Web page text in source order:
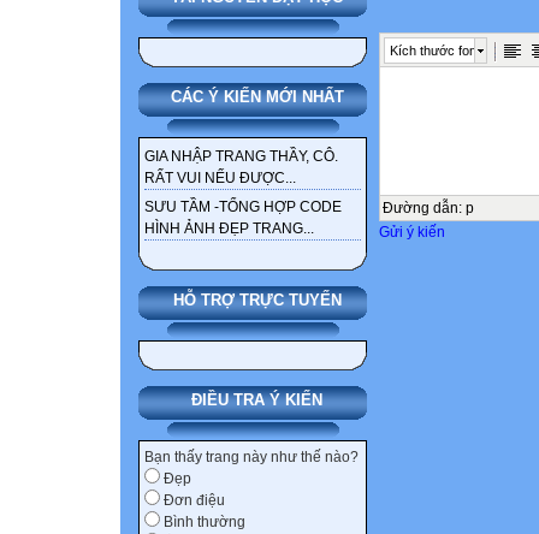
CÁC Ý KIẾN MỚI NHẤT
GIA NHẬP TRANG THẦY, CÔ.
RẤT VUI NẾU ĐƯỢC...
SƯU TẦM -TỔNG HỢP CODE
HÌNH ẢNH ĐẸP TRANG...
HỖ TRỢ TRỰC TUYẾN
ĐIỀU TRA Ý KIẾN
Bạn thấy trang này như thế nào?
Đẹp
Đơn điệu
Bình thường
Kích thước font
Đường dẫn: p
Gửi ý kiến